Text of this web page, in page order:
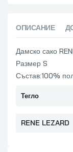
ОПИСАНИЕ
Дамско сако
Размер S
Състав:100%
Тегло
RENE LEZARD